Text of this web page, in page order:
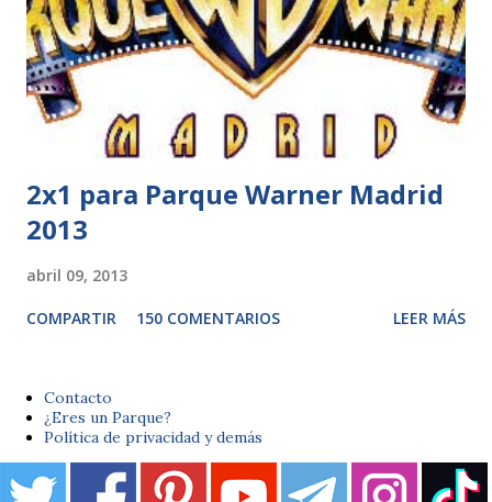
2x1 para Parque Warner Madrid
2013
abril 09, 2013
COMPARTIR 150 COMENTARIOS LEER MÁS
Contacto
¿Eres un Parque?
Política de privacidad y demás